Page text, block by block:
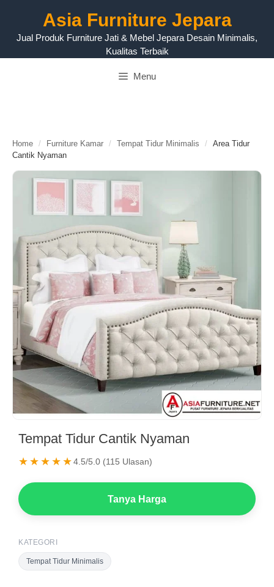
Asia Furniture Jepara
Jual Produk Furniture Jati & Mebel Jepara Desain Minimalis,
Kualitas Terbaik
Menu
Home / Furniture Kamar / Tempat Tidur Minimalis / Area Tidur
Cantik Nyaman
Tempat Tidur Cantik Nyaman
★★★★★4.5/5.0 (115 Ulasan)
Tanya Harga
KATEGORI
Tempat Tidur Minimalis